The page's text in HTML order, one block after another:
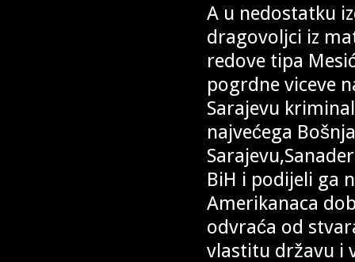
A u nedostatku
dragovoljci iz
redove tipa
pogrdne viceve
Sarajevu
najvećega
BiH i podijeli ga
Amerikanaca
odvraća od
vlastitu državu i